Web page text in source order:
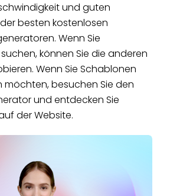
und guten
besten kostenlosen
Wenn Sie
können Sie die anderen
Wenn Sie Schablonen
möchten, besuchen Sie den
und entdecken Sie
der Website.